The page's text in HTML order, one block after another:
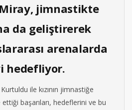
jimnastikte
da geliştirerek
arenalarda
hedefliyor.
ile kızının jimnastiğe
başarıları, hedeflerini ve bu